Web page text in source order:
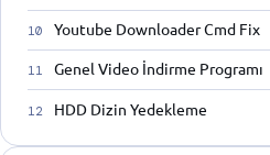
Youtube Downloader Cmd Fix
Genel Video İndirme Programı
HDD Dizin Yedekleme